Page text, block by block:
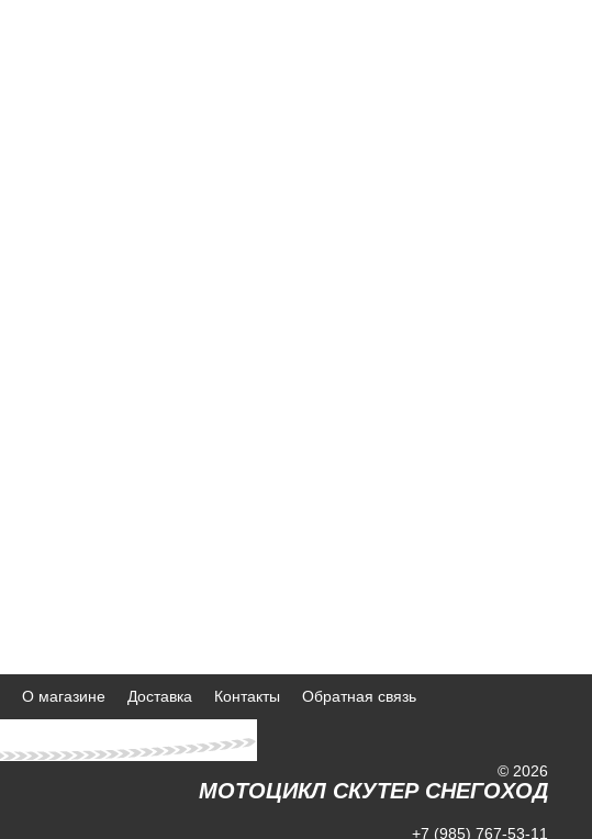
О магазине Доставка Контакты Обратная связь
© 2026
МОТОЦИКЛ СКУТЕР СНЕГОХОД
+7 (985) 767-53-11